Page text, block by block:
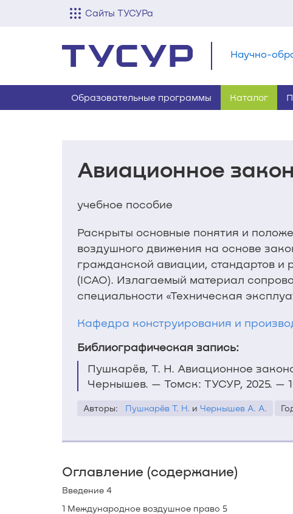
Сайты ТУСУРа
Научно-
Образовательные программы Каталог
Авиационное
учебное пособие
Раскрыты основные понятия и
воздушного движения на основе
гражданской авиации, стандартов
(ICAO). Излагаемый материал
специальности «Техническая
Кафедра конструирования и
Библиографическая запись:
Пушкарёв, Т. Н. Авиационное
Чернышев. — Томск: ТУСУР, 2025. —
Авторы: Пушкарёв Т. Н. и Чернышев А. А.
Оглавление (содержание)
Введение 4
1 Международное воздушное право 5